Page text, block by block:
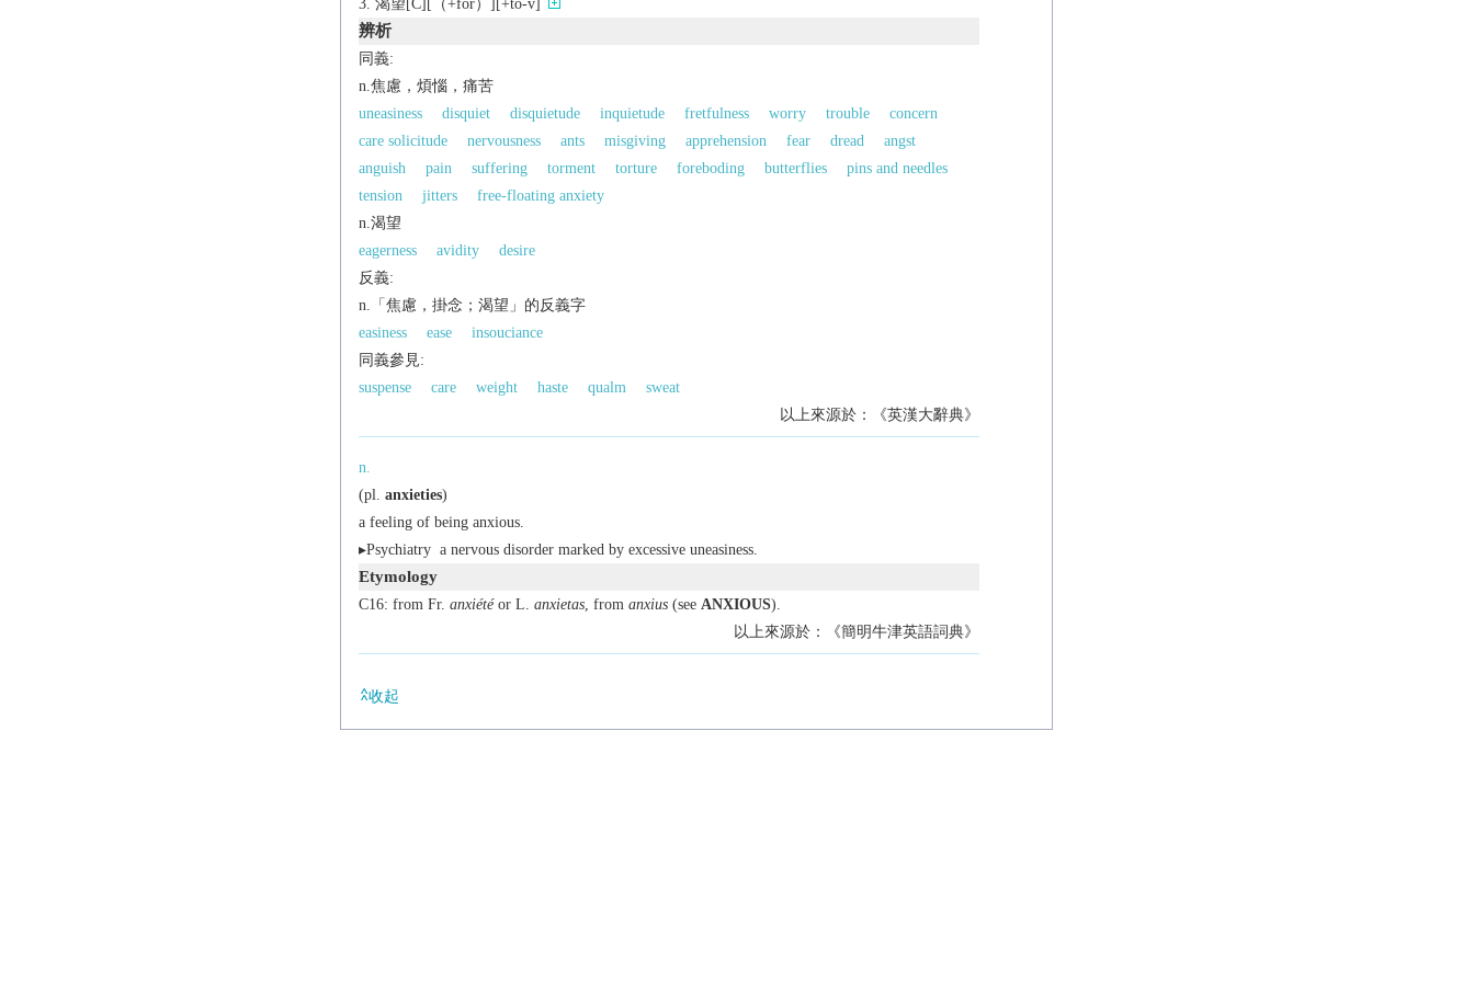
渴望[C][（+for）][+to-v]
辨析
同義:
n.焦慮，煩惱，痛苦
uneasiness
disquiet disquietude inquietude fretfulness worry trouble
concern
care solicitude
nervousness ants misgiving apprehension fear dread
angst
anguish
pain suffering torment torture foreboding butterflies
pins and needles
tension
jitters
free-floating anxiety
n.渴望
eagerness
avidity
desire
反義:
n.「焦慮，掛念；渴望」的反義字
easiness
ease
insouciance
同義參見:
suspense
care weight haste qualm
sweat
以上來源於：《英漢大辭典》
n.
(pl. anxieties)
a feeling of being anxious.
▸Psychiatry a nervous disorder marked by excessive uneasiness.
Etymology
C16: from Fr. anxiétéor L. anxietas, from anxius(see ANXIOUS).
以上來源於：《簡明牛津英語詞典》
收起